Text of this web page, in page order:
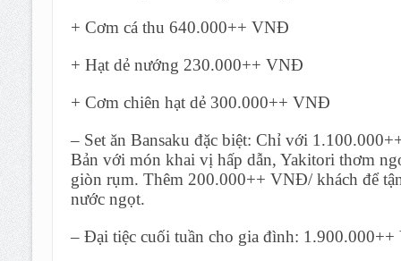
+ Cơm cá thu 640.000++ VNĐ
+ Hạt dẻ nướng 230.000++ VNĐ
+ Cơm chiên hạt dẻ 300.000++ VNĐ
– Set ăn Bansaku đặc biệt: Chỉ với
Bản với món khai vị hấp dẫn, Yakitori thơm
giòn rụm. Thêm 200.000++ VNĐ/ khách để
nước ngọt.
– Đại tiệc cuối tuần cho gia đình: